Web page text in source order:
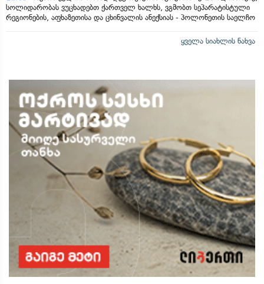
სოლიდარობას ვუცხადებთ ქართველ ხალხს, ვგმობთ სეპარატისტული
რეგიონების, აფხაზეთისა და ცხინვალის ანექსიას - პოლონეთის საელჩო
ყველა სიახლის ნახვა